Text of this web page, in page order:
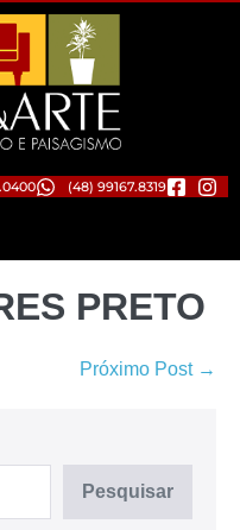
(48) 99167.8319
PRETO
Próximo Post →
Pesquisar